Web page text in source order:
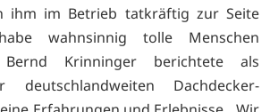
ihm im Betrieb tatkräftig zur Seite
wahnsinnig tolle Menschen
Bernd Krinninger berichtete als
deutschlandweiten Dachdecker-